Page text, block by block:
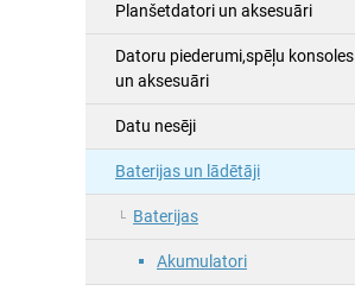
Planšetdatori un aksesuāri
Datoru piederumi,spēļu konsoles
un aksesuāri
Datu nesēji
Baterijas un lādētāji
Baterijas
Akumulatori